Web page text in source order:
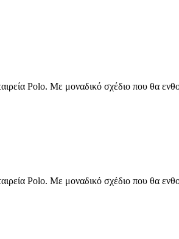
Polo. Με μοναδικό σχέδιο που θα
Polo. Με μοναδικό σχέδιο που θα